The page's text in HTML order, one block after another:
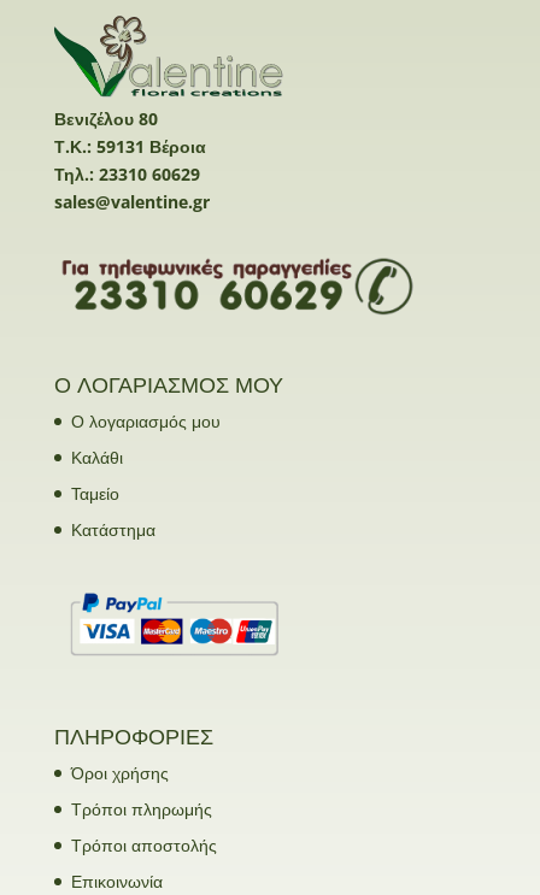
Βενιζέλου 80
Τ.Κ.: 59131 Βέροια
Τηλ.: 23310 60629
sales@valentine.gr
Ο ΛΟΓΑΡΙΑΣΜΟΣ ΜΟΥ
Ο λογαριασμός μου
Καλάθι
Ταμείο
Κατάστημα
ΠΛΗΡΟΦΟΡΙΕΣ
Όροι χρήσης
Τρόποι πληρωμής
Τρόποι αποστολής
Επικοινωνία